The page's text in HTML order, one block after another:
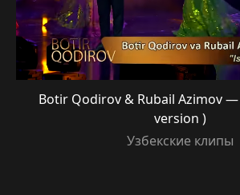
Botir Qodirov & Rubail Azimov
version )
Узбекские клипы